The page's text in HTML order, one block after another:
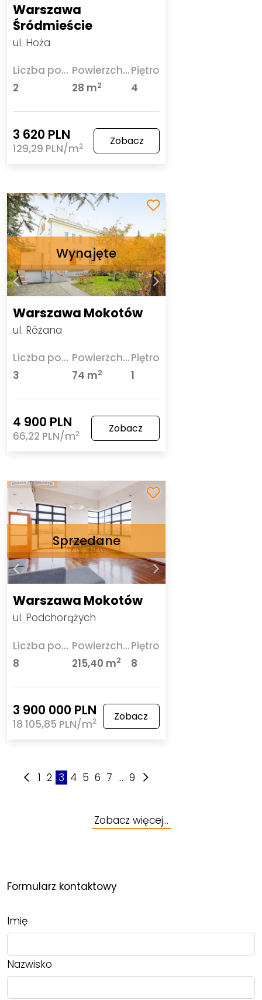
Warszawa
Śródmieście
ul. Hoża
Liczba pokoi
2
Powierzchnia
28 m2
Piętro
4
3 620 PLN
129,29 PLN/m2 Zobacz
Warszawa Mokotów
ul. Różana
Liczba pokoi
3
Powierzchnia
74 m2
Piętro
1
4 900 PLN
66,22 PLN/m2 Zobacz
Warszawa Mokotów
ul. Podchorążych
Liczba pokoi
8
Powierzchnia
215,40 m2
Piętro
8
3 900 000 PLN
18 105,85 PLN/m2 Zobacz
1 2 3 4 5 6 7 ... 9
Zobacz więcej…
Formularz kontaktowy
Imię
Nazwisko